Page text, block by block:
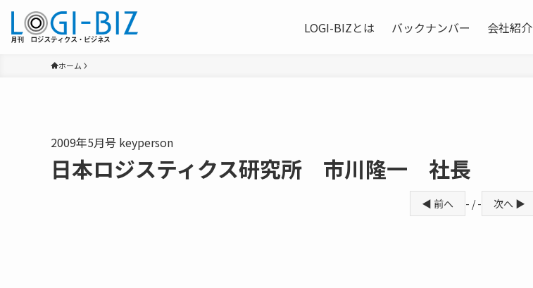
LOGI-BIZとは バックナンバー 会社紹介
ホーム
2009年5月号 keyperson
日本ロジスティクス研究所 市川隆一 社長
◀ 前へ - / - 次へ ▶